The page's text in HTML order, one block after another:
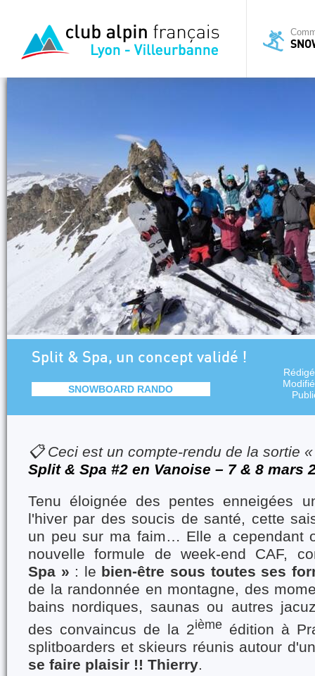
Split & Spa, un concept validé !
SNOWBOARD RANDO
📋 Ceci est un compte-rendu de la sortie
Split & Spa #2 en Vanoise – 7 & 8 mars
Tenu éloignée des pentes enneigées
l'hiver par des soucis de santé, cette
un peu sur ma faim… Elle a cependant
nouvelle formule de week-end CAF,
Spa » : le bien-être sous toutes ses
de la randonnée en montagne, des
bains nordiques, saunas ou autres
des convaincus de la 2ième édition à
splitboarders et skieurs réunis autour
se faire plaisir !! Thierry.